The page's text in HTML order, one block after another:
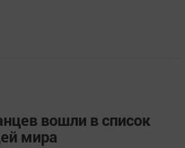
вошли в список
мира